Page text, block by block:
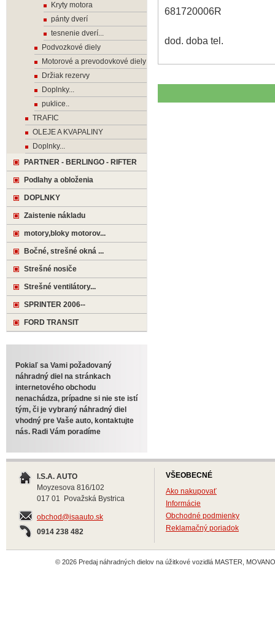
681720006R
dod. doba tel.
Kryty motora
pánty dverí
tesnenie dverí...
Podvozkové diely
Motorové a prevodovkové diely
Držiak rezervy
Doplnky...
puklice..
TRAFIC
OLEJE A KVAPALINY
Doplnky...
PARTNER - BERLINGO - RIFTER
Podlahy a obloženia
DOPLNKY
Zaistenie nákladu
motory,bloky motorov...
Bočné, strešné okná ...
Strešné nosiče
Strešné ventilátory...
SPRINTER 2006--
FORD TRANSIT
Pokiaľ sa Vami požadovaný
náhradný diel na stránkach
internetového obchodu
nenachádza, prípadne si nie ste istí
tým, či je vybraný náhradný diel
vhodný pre Vaše auto, kontaktujte
nás. Radi Vám poradíme
I.S.A. AUTO
Moyzesova 816/102
017 01 Považská Bystrica
obchod@isaauto.sk
0914 238 482
VŠEOBECNÉ
Ako nakupovať
Informácie
Obchodné podmienky
Reklamačný poriadok
© 2026 Predaj náhradných dielov na úžitkové vozidlá MASTER,